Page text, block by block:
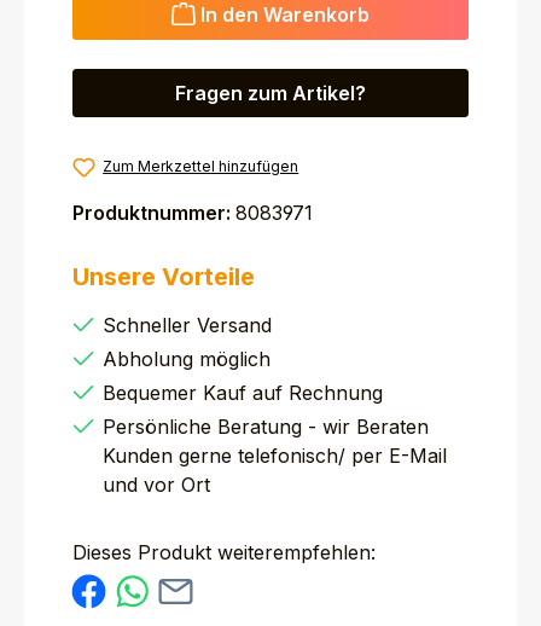
In den Warenkorb
Fragen zum Artikel?
Zum Merkzettel hinzufügen
Produktnummer: 8083971
Unsere Vorteile
Schneller Versand
Abholung möglich
Bequemer Kauf auf Rechnung
Persönliche Beratung - wir Beraten
Kunden gerne telefonisch/ per E-Mail
und vor Ort
Dieses Produkt weiterempfehlen: